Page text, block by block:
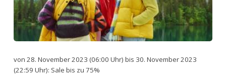
von 28. November 2023 (06:00 Uhr) bis 30. November 2023
(22:59 Uhr): Sale bis zu 75%